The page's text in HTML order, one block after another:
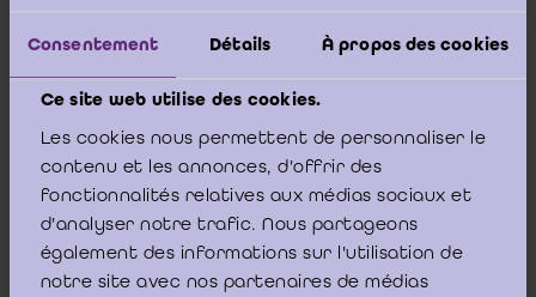
Consentement Détails À propos des cookies
Ce site web utilise des cookies.
Les cookies nous permettent de personnaliser le
contenu et les annonces, d'offrir des
fonctionnalités relatives aux médias sociaux et
d'analyser notre trafic. Nous partageons
également des informations sur l'utilisation de
notre site avec nos partenaires de médias
bevoegdheden en de verplichtingen van de “commissaris
van de rekeningen” bij het reglement van interne orde
worden bepaald. Zo is het ook mogelijk dat het reglement
van interne orde zou kunnen voorzien in een benoeming
langere periode dan één jaar, of zelfs voor onbepaalde tijd.
Inzake de vraag of desbetreffende jaarlijkse